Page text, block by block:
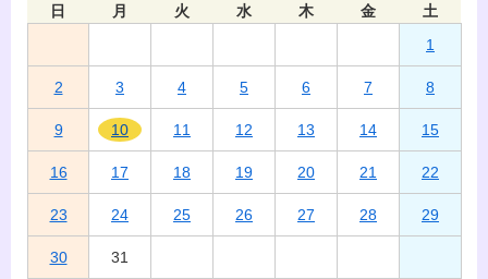
日 月 火 水 木 金
土
1
2 3 4 5 6 7 8
9 10 11 12 13 14 15
16 17 18 19 20 21 22
23 24 25 26 27 28 29
30 31